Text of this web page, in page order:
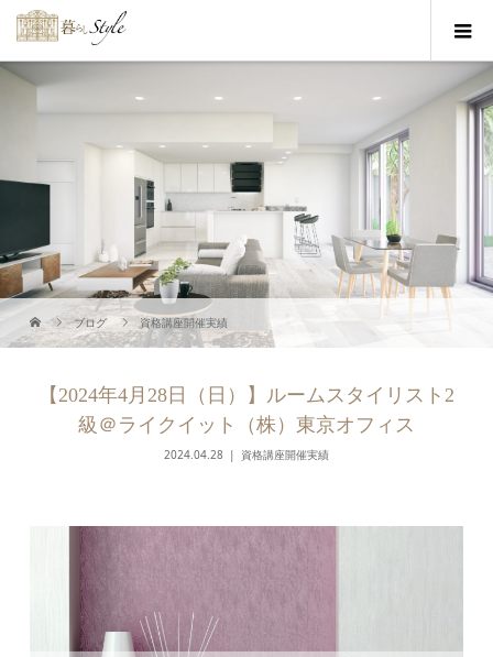
ブログ 資格講座開催実績
【2024年4月28日（日）】ルームスタイリスト2
級＠ライクイット（株）東京オフィス
2024.04.28 資格講座開催実績